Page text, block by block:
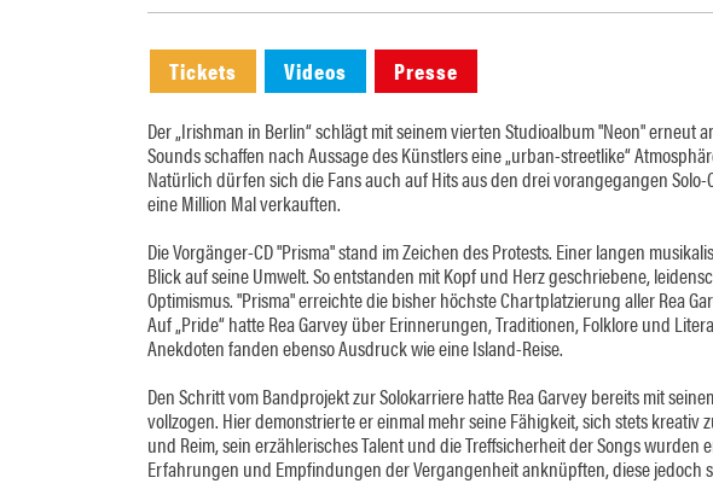
Tickets Videos Presse
Der „Irishman in Berlin“ schlägt mit seinem vierten Studioalbum "Neon" erneut
Sounds schaffen nach Aussage des Künstlers eine „urban-streetlike“
Natürlich dürfen sich die Fans auch auf Hits aus den drei vorangegangen
eine Million Mal verkauften.
Die Vorgänger-CD "Prisma" stand im Zeichen des Protests. Einer langen
Blick auf seine Umwelt. So entstanden mit Kopf und Herz geschriebene,
Optimismus. "Prisma" erreichte die bisher höchste Chartplatzierung aller Rea
Auf „Pride“ hatte Rea Garvey über Erinnerungen, Traditionen, Folklore und
Anekdoten fanden ebenso Ausdruck wie eine Island-Reise.
Den Schritt vom Bandprojekt zur Solokarriere hatte Rea Garvey bereits mit
vollzogen. Hier demonstrierte er einmal mehr seine Fähigkeit, sich stets
und Reim, sein erzählerisches Talent und die Treffsicherheit der Songs
Erfahrungen und Empfindungen der Vergangenheit anknüpften, diese jedoch